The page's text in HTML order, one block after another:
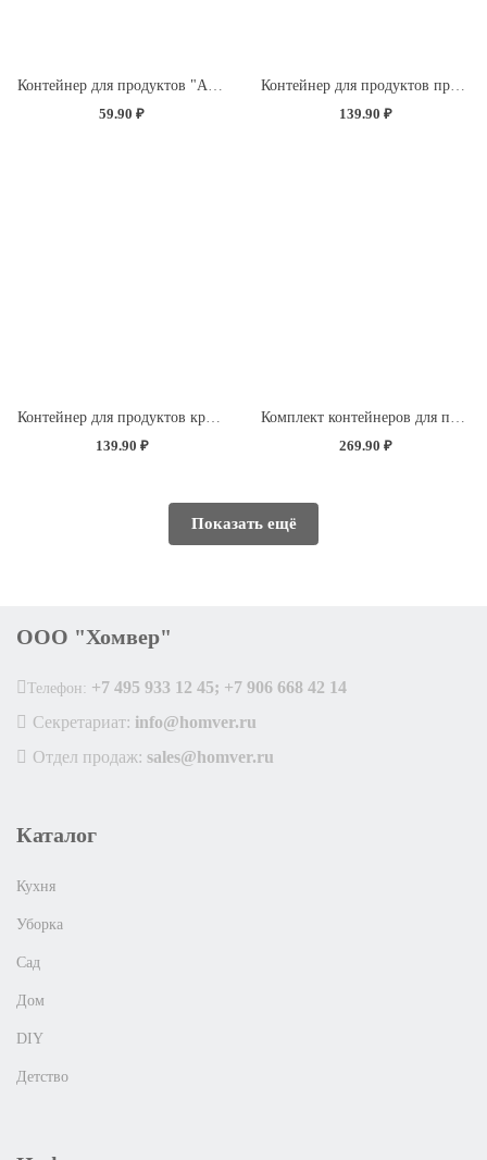
59.90 ₽
139.90 ₽
Контейнер для продуктов круглый 1л с декором "Розы" (светло-розовый)
139.90 ₽
Комплект контейнеров для продуктов прямоугольных 3 шт. (0,5л+0,85л+1,5л) (светло-розовый)
269.90 ₽
Показать ещё
ООО "Хомвер"
Телефон: +7 495 933 12 45; +7 906 668 42 14
Секретариат: info@homver.ru
Отдел продаж: sales@homver.ru
Каталог
Кухня
Уборка
Сад
Дом
DIY
Детство